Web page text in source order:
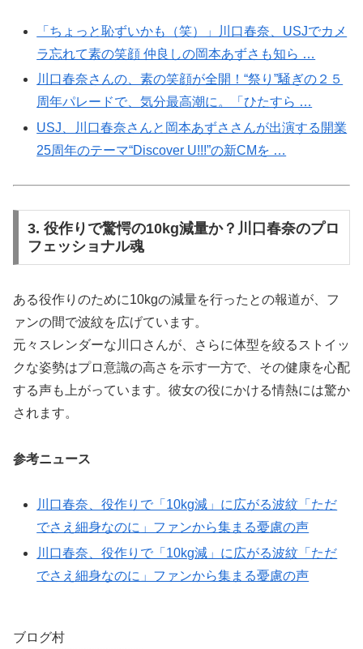
「ちょっと恥ずいかも（笑）」川口春奈、USJでカメ
ラ忘れて素の笑顔 仲良しの岡本あずさも知ら …
川口春奈さんの、素の笑顔が全開！“祭り”騒ぎの２５
周年パレードで、気分最高潮に。「ひたすら …
USJ、川口春奈さんと岡本あずささんが出演する開業
25周年のテーマ“Discover U!!!”の新CMを …
3. 役作りで驚愕の10kg減量か？川口春奈のプロ
フェッショナル魂
ある役作りのために10kgの減量を行ったとの報道が、フ
ァンの間で波紋を広げています。
元々スレンダーな川口さんが、さらに体型を絞るストイッ
クな姿勢はプロ意識の高さを示す一方で、その健康を心配
する声も上がっています。彼女の役にかける情熱には驚か
されます。
参考ニュース
川口春奈、役作りで「10kg減」に広がる波紋「ただ
でさえ細身なのに」ファンから集まる憂慮の声
川口春奈、役作りで「10kg減」に広がる波紋「ただ
でさえ細身なのに」ファンから集まる憂慮の声
ブログ村